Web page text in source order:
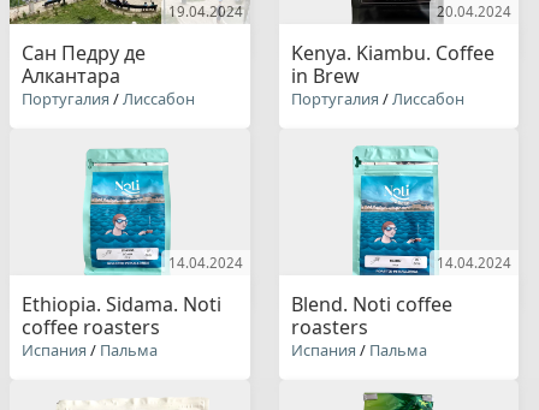
19.04.2024
Сан Педру де
Алкантара
Португалия /Лиссабон
20.04.2024
Kenya. Kiambu. Coffee
in Brew
Португалия /Лиссабон
14.04.2024
Ethiopia. Sidama. Noti
coffee roasters
Испания / Пальма
14.04.2024
Blend. Noti coffee
roasters
Испания / Пальма